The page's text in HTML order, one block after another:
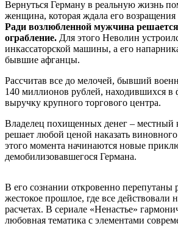
Вернуться Герману в реальную жизнь
женщина, которая ждала его возращения
Ради возлюбленной мужчина решается
ограбление. Для этого Неволин
инкассаторской машины, а его
бывшие афганцы.
Рассчитав все до мелочей, бывший
140 миллионов рублей, находившихся в
выручку крупного торгового центра.
Владелец похищенных денег – местный
решает любой ценой наказать
этого момента начинаются новые
демобилизовавшегося Германа.
В его сознании откровенно перепутаны
жестокое прошлое, где все действовали
расчетах. В сериале «Ненастье»
любовная тематика с элементами